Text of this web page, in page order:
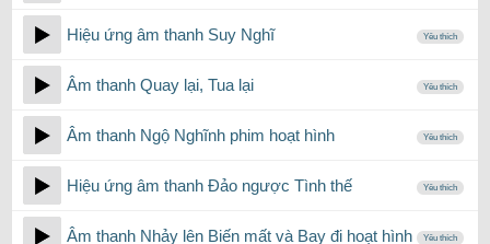
Hiệu ứng âm thanh Suy Nghĩ Yêu thích
Âm thanh Quay lại, Tua lại Yêu thích
Âm thanh Ngộ Nghĩnh phim hoạt hình Yêu thích
Hiệu ứng âm thanh Đảo ngược Tình thế Yêu thích
Âm thanh Nhảy lên Biến mất và Bay đi hoạt hình Yêu thích